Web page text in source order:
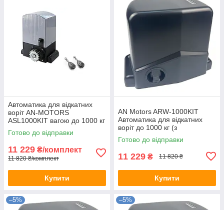
Автоматика для відкатних
воріт AN-MOTORS
ASL1000KIT вагою до 1000 кг
Готово до відправки
11 229 ₴/комплект
11 820 ₴/комплект
Купити
AN Motors ARW-1000KIT
Автоматика для відкатних
воріт до 1000 кг (з
механічними кінцевими
вимикачами)
Готово до відправки
11 229 ₴ 11 820 ₴
Купити
–5% –5%